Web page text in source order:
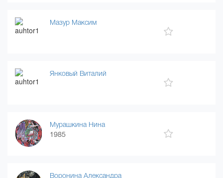
Мазур Максим
Янковый Виталий
Мурашкина Нина
1985
Воронина Александра